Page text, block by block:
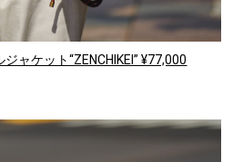
ャケット“ZENCHIKEI” ¥77,000